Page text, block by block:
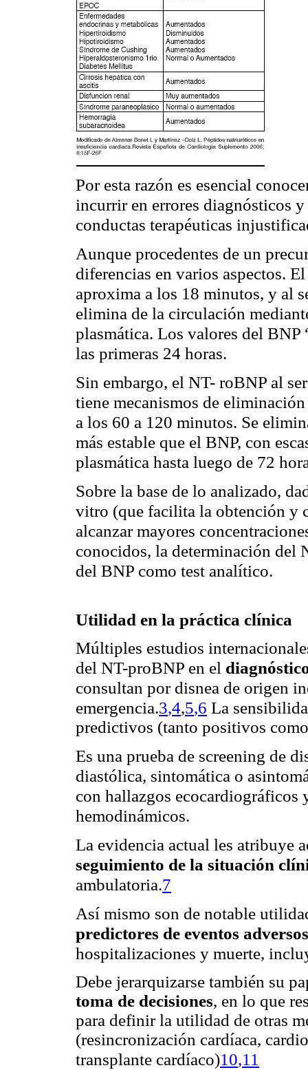
Por esta razón es esencial
incurrir en errores diagnósticos
conductas terapéuticas injustifi
Aunque procedentes de un
diferencias en varios aspectos.
aproxima a los 18 minutos, y al
elimina de la circulación
plasmática. Los valores del
las primeras 24 horas.
Sin embargo, el NT- roBNP al
tiene mecanismos de
a los 60 a 120 minutos. Se
más estable que el BNP, con
plasmática hasta luego de 72
Sobre la base de lo analizado,
vitro (que facilita la obtención y
alcanzar mayores
conocidos, la determinación del
del BNP como test analítico.
Utilidad en la práctica clínica
Múltiples estudios
del NT-proBNP en el
consultan por disnea de origen
emergencia.3,4,5,6 La
predictivos (tanto positivos
Es una prueba de screening de
diastólica, sintomática o
con hallazgos ecocardiográficos
hemodinámicos.
La evidencia actual les atribuye
seguimiento de la situación
ambulatoria.7
Así mismo son de notable
predictores de eventos
hospitalizaciones y muerte,
Debe jerarquizarse también su
toma de decisiones, en lo que
para definir la utilidad de otras
(resincronización cardíaca,
transplante cardíaco)1 0,11